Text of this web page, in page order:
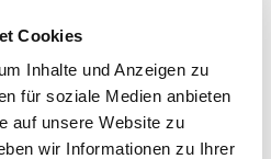
Cookies
Inhalte und Anzeigen zu
für soziale Medien anbieten
auf unsere Website zu
wir Informationen zu Ihrer